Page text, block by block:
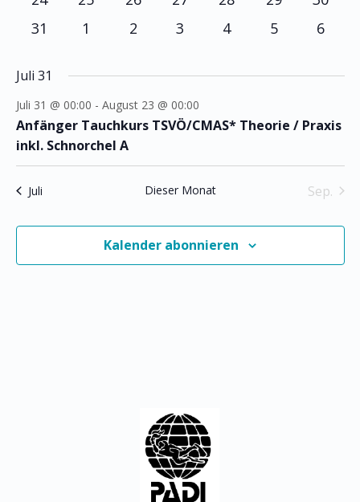
Veranstaltungen
Veranstaltungen
Veranstaltungen
Veranstaltungen
Veranstaltungen
0
31
0
1
0
2
0
3
0
4
0
5
0
6
Juli 31
Juli 31 @ 00:00 - August 23 @ 00:00
Anfänger Tauchkurs TSVÖ/CMAS* Theorie / Praxis
inkl. Schnorchel A
Juli Dieser Monat Sep.
Kalender abonnieren